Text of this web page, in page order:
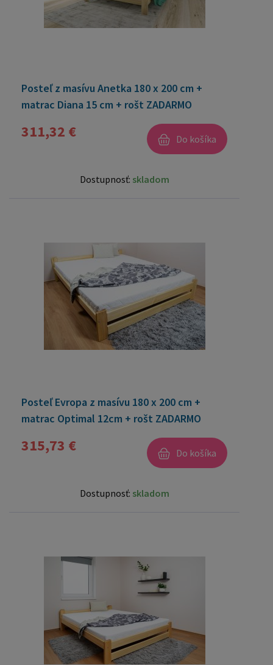
Posteľ z masívu Anetka 180 x 200 cm +
matrac Diana 15 cm + rošt ZADARMO
311,32 € Do košíka
Dostupnosť: skladom
Posteľ Evropa z masívu 180 x 200 cm +
matrac Optimal 12cm + rošt ZADARMO
315,73 € Do košíka
Dostupnosť: skladom